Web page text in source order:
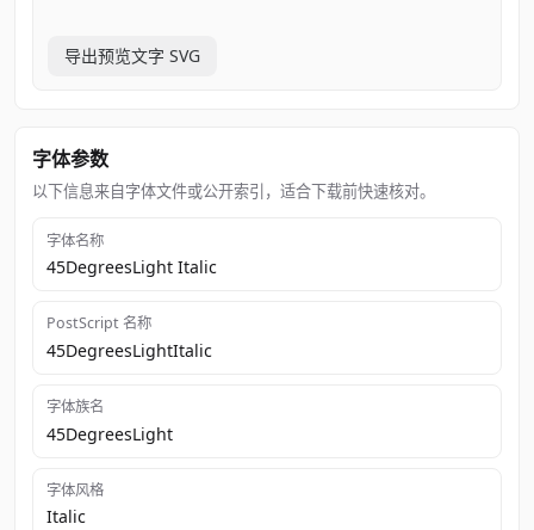
导出预览文字 SVG
字体参数
以下信息来自字体文件或公开索引，适合下载前快速核对。
字体名称
45DegreesLight Italic
PostScript 名称
45DegreesLightItalic
字体族名
45DegreesLight
字体风格
Italic